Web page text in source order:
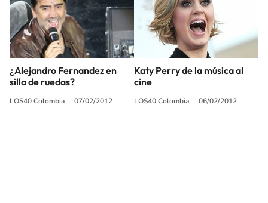
¿Alejandro Fernandez en
silla de ruedas?
LOS40 Colombia 07/02/2012
Katy Perry de la música al
cine
LOS40 Colombia 06/02/2012